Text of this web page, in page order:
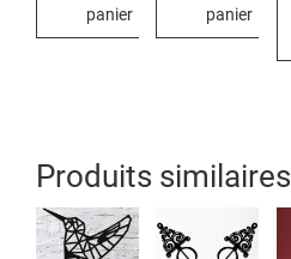
panier
panier
Produits similaires